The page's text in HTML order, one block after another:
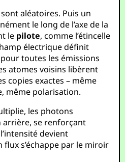
aléatoires. Puis un
le long de l’axe de la
le pilote, comme l’étincelle
électrique définit
toutes les émissions
atomes voisins libèrent
copies exactes – même
même polarisation.
les photons
arrière, se renforçant
devient
s’échappe par le miroir